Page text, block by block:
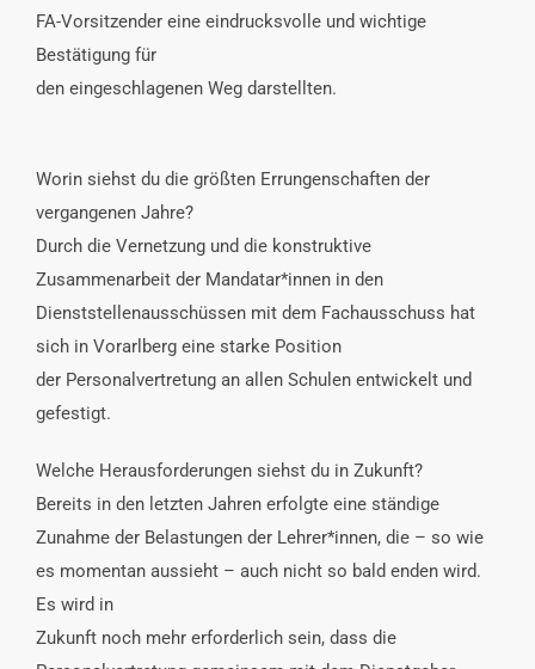
FA-Vorsitzender eine eindrucksvolle und wichtige
Bestätigung für
den eingeschlagenen Weg darstellten.
Worin siehst du die größten Errungenschaften der
vergangenen Jahre?
Durch die Vernetzung und die konstruktive
Zusammenarbeit der Mandatar*innen in den
Dienststellenausschüssen mit dem Fachausschuss hat
sich in Vorarlberg eine starke Position
der Personalvertretung an allen Schulen entwickelt und
gefestigt.
Welche Herausforderungen siehst du in Zukunft?
Bereits in den letzten Jahren erfolgte eine ständige
Zunahme der Belastungen der Lehrer*innen, die – so wie
es momentan aussieht – auch nicht so bald enden wird.
Es wird in
Zukunft noch mehr erforderlich sein, dass die